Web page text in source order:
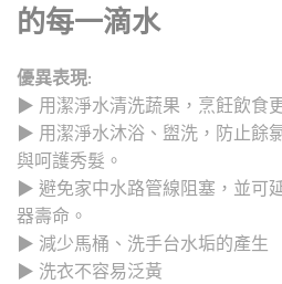
的每一滴水
優異表現:
▶ 用潔淨水清洗蔬果，烹飪飲食
▶ 用潔淨水沐浴、盥洗，防止餘
與呵護秀髮。
▶ 避免家中水路管線阻塞，並可
器壽命。
▶ 減少馬桶、洗手台水垢的產生
▶ 洗衣不容易泛黃